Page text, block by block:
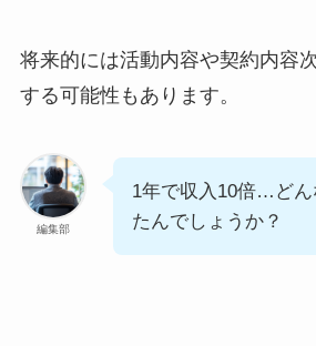
将来的には活動内容や契約内容
する可能性もあります。
編集部
1年で収入10倍…どん
たんでしょうか？